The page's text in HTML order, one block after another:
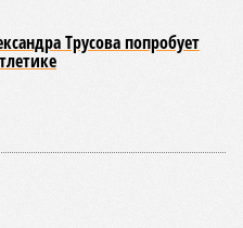
Трусова попробует